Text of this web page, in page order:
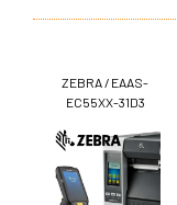
ZEBRA / EAAS-
EC55XX-31D3